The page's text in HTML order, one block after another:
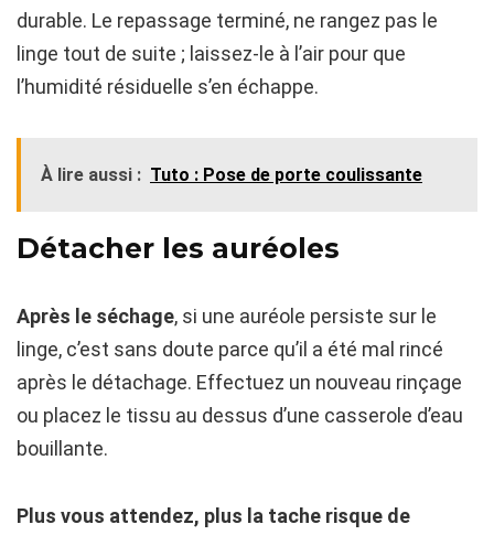
durable. Le repassage terminé, ne rangez pas le
linge tout de suite ; laissez-le à l’air pour que
l’humidité résiduelle s’en échappe.
À lire aussi : Tuto : Pose de porte coulissante
Détacher les auréoles
Après le séchage, si une auréole persiste sur le
linge, c’est sans doute parce qu’il a été mal rincé
après le détachage. Effectuez un nouveau rinçage
ou placez le tissu au dessus d’une casserole d’eau
bouillante.
Plus vous attendez, plus la tache risque de